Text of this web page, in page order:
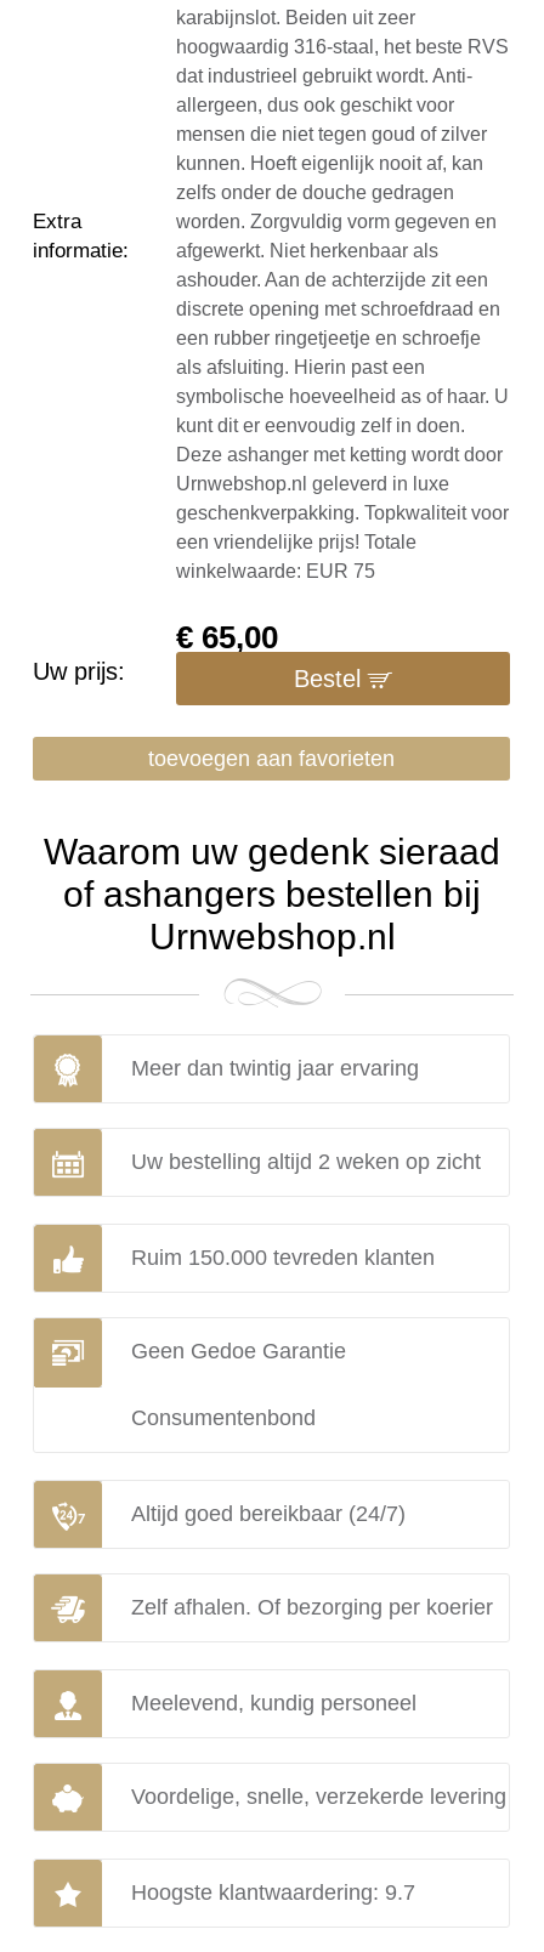
Extra
informatie:
karabijnslot. Beiden uit zeer
hoogwaardig 316-staal, het beste RVS
dat industrieel gebruikt wordt. Anti-
allergeen, dus ook geschikt voor
mensen die niet tegen goud of zilver
kunnen. Hoeft eigenlijk nooit af, kan
zelfs onder de douche gedragen
worden. Zorgvuldig vorm gegeven en
afgewerkt. Niet herkenbaar als
ashouder. Aan de achterzijde zit een
discrete opening met schroefdraad en
een rubber ringetjeetje en schroefje
als afsluiting. Hierin past een
symbolische hoeveelheid as of haar. U
kunt dit er eenvoudig zelf in doen.
Deze ashanger met ketting wordt door
Urnwebshop.nl geleverd in luxe
geschenkverpakking. Topkwaliteit voor
een vriendelijke prijs! Totale
winkelwaarde: EUR 75
Uw prijs:
€ 65,00
Bestel
toevoegen aan favorieten
Waarom uw gedenk sieraad
of ashangers bestellen bij
Urnwebshop.nl
Meer dan twintig jaar ervaring
Uw bestelling altijd 2 weken op zicht
Ruim 150.000 tevreden klanten
Geen Gedoe Garantie
Consumentenbond
Altijd goed bereikbaar (24/7)
Zelf afhalen. Of bezorging per koerier
Meelevend, kundig personeel
Voordelige, snelle, verzekerde levering
Hoogste klantwaardering: 9.7